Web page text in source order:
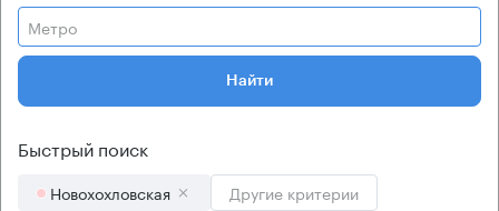
Метро
Найти
Быстрый поиск
Новохохловская Другие критерии